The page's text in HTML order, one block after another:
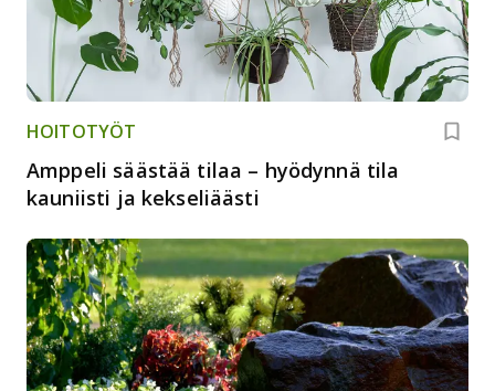
HOITOTYÖT
Amppeli säästää tilaa – hyödynnä tila
kauniisti ja kekseliäästi